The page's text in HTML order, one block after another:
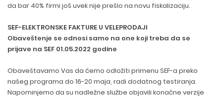
da bar 40% firmi još uvek nije prešlo na novu fiskalizaciju.
SEF-ELEKTRONSKE FAKTURE U VELEPRODAJI
Obaveštenje se odnosi samo na one koji treba da se
prijave na SEF 01.05.2022 godine
Obaveštavamo Vas da ćemo odložiti primenu SEF-a preko
našeg programa do 16-20 maja, radi dodatnog testiranja.
Napominjemo da su nadležne službe objavili konačne verzije